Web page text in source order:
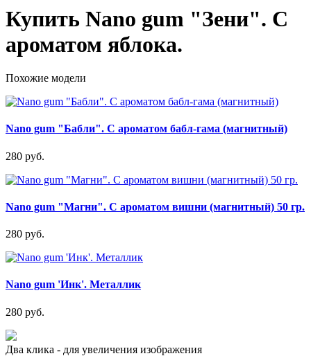
Купить Nano gum "Зени". С
ароматом яблока.
Похожие модели
Nano gum "Бабли". С ароматом бабл-гама (магнитный)
280 руб.
Nano gum "Магни". С ароматом вишни (магнитный) 50 гр.
280 руб.
Nano gum 'Инк'. Металлик
280 руб.
Два клика - для увеличения изображения